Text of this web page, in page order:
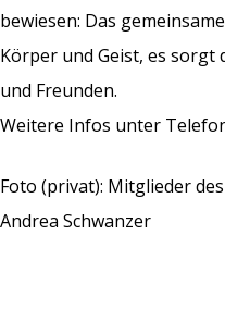
bewiesen: Das
Körper und Geist, es
und Freunden.
Weitere Infos unter
Foto (privat): Mitglieder
Andrea Schwanzer